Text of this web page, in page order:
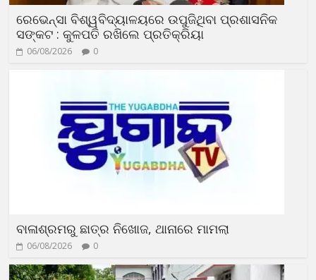
ରେଭେନ୍ସା ବିଶ୍ୱବିଦ୍ୟାଳୟରେ ଉପୁଜିଥିବା ପ୍ରଶାସନିକ
ସଙ୍କଟ : କୁଳପତି ରଖିଲେ ପ୍ରତିକ୍ରିୟା
06/08/2026 0
ବାଳାଶ୍ରମରୁ ଛାତ୍ର ନିଖୋଜ, ଥାନାରେ ମାମଲା
06/08/2026 0